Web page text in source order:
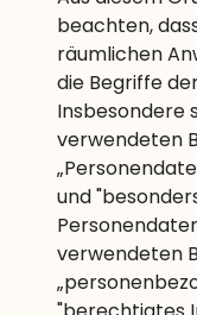
beachten,
räumlichen
die Begriffe
Insbesondere
verwendeten
und
verwendeten